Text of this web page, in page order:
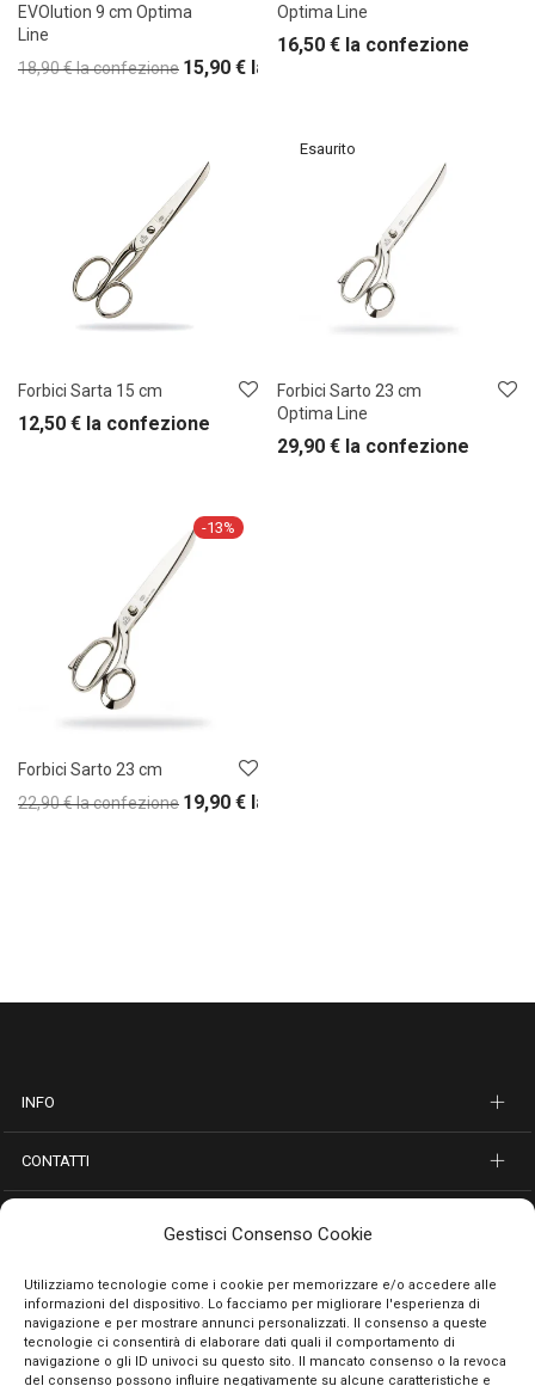
Gestisci Consenso Cookie
Utilizziamo tecnologie come i cookie per memorizzare e/o accedere alle
informazioni del dispositivo. Lo facciamo per migliorare l'esperienza di
navigazione e per mostrare annunci personalizzati. Il consenso a queste
tecnologie ci consentirà di elaborare dati quali il comportamento di
navigazione o gli ID univoci su questo sito. Il mancato consenso o la revoca
del consenso possono influire negativamente su alcune caratteristiche e
EVOlution 9 cm Optima
Line
18,90€la confezione 15,90 € la confezione
Optima Line
16,50 € la confezione
Forbici Sarta 15 cm
12,50 € la confezione
Forbici Sarto 23 cm
Optima Line
29,90 € la confezione
-13%
Forbici Sarto 23 cm
22,90€la confezione 19,90 € la confezione
INFO
CONTATTI
PAGAMENTI SICURI